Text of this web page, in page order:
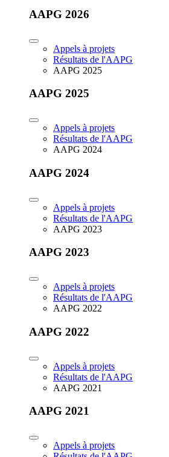
AAPG 2026
Appels à projets
Résultats de l'AAPG
AAPG 2025
AAPG 2025
Appels à projets
Résultats de l'AAPG
AAPG 2024
AAPG 2024
Appels à projets
Résultats de l'AAPG
AAPG 2023
AAPG 2023
Appels à projets
Résultats de l'AAPG
AAPG 2022
AAPG 2022
Appels à projets
Résultats de l'AAPG
AAPG 2021
AAPG 2021
Appels à projets